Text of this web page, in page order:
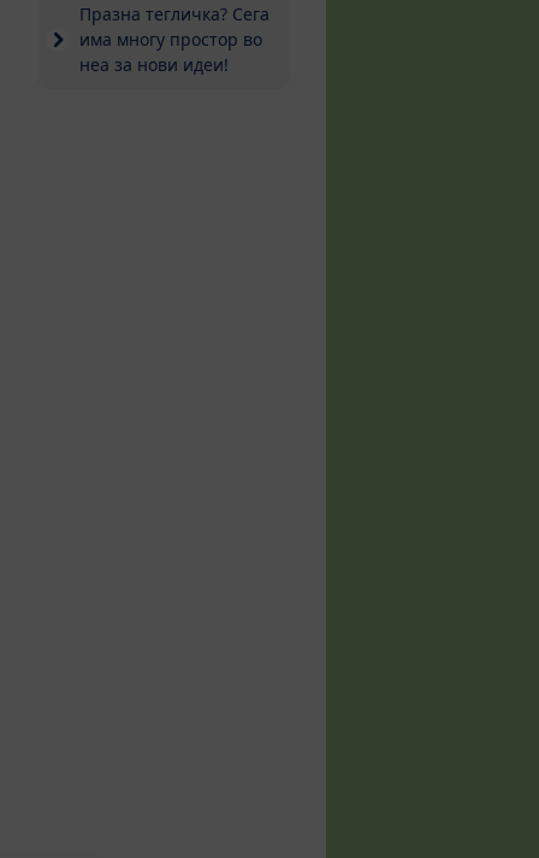
Празна тегличка? Сега
има многу простор во
неа за нови идеи!